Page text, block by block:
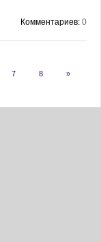
Комментариев: 0
7 8 »